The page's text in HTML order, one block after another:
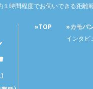
１時間程度でお伺いできる距離
»TOP
»カモバ
インタビ